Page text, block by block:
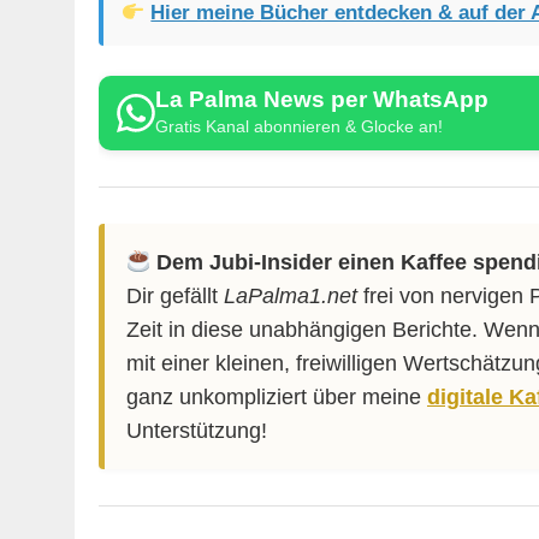
Hier meine Bücher entdecken & auf der
La Palma News per WhatsApp
Gratis Kanal abonnieren & Glocke an!
Dem Jubi-Insider einen Kaffee
Dir gefällt LaPalma1.netfrei von nervigen
Zeit in diese unabhängigen Berichte.
mit einer kleinen, freiwilligen
ganz unkompliziert über meine digitale
Unterstützung!